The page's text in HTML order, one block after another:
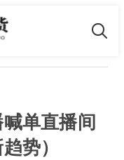
单直播间
势）